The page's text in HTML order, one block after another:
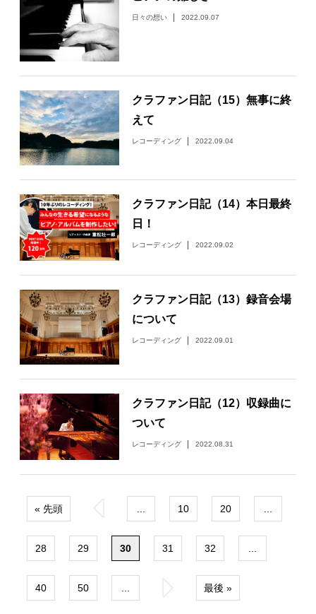
日々の想い 2022.09.07
クラファン日記（15）無事に終
えて
レコーディング 2022.09.04
クラファン日記（14）本日最終
日！
レコーディング 2022.09.02
クラファン日記（13）録音会場
について
レコーディング 2022.09.01
クラファン日記（12）収録曲に
ついて
レコーディング 2022.08.31
« 先頭 « 10 20
28 29 30 31 32
40 50 » 最後 »